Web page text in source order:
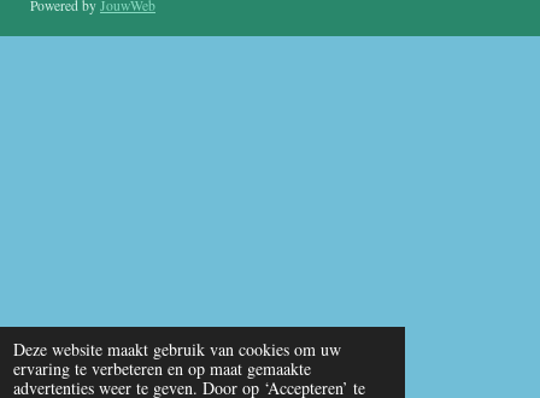
Deze website maakt gebruik van cookies om uw
ervaring te verbeteren en op maat gemaakte
advertenties weer te geven. Door op ‘Accepteren’ te
e
o
T
b
t
A
Powered by JouwWeb